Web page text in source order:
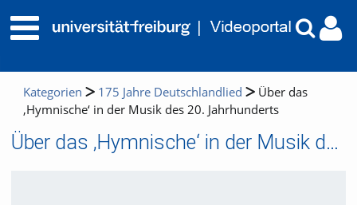
Kategorien 175 Jahre Deutschlandlied
Über das
‚Hymnische‘ in der Musik des 20. Jahrhunderts
Über das ‚Hymnische‘ in der Musik des 20. Jahrhunderts